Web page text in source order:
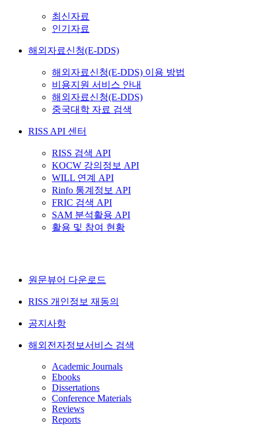
최신자료
인기자료
해외자료신청(E-DDS)
해외자료신청(E-DDS) 이용 방법
비용지원 서비스 안내
해외자료신청(E-DDS)
중국대학 자료 검색
RISS API 센터
RISS 검색 API
KOCW 강의정보 API
WILL 연계 API
Rinfo 통계정보 API
FRIC 검색 API
SAM 분석활용 API
활용 및 참여 현황
원문뷰어 다운로드
RISS 개인정보 재동의
공지사항
해외전자정보서비스 검색
Academic Journals
Ebooks
Dissertations
Conference Materials
Reviews
Reports